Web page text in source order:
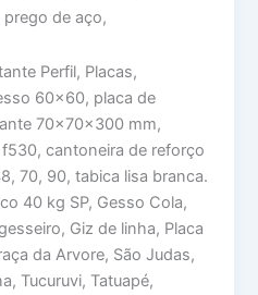
de aço,
Perfil, Placas,
60×60, placa de
70x70x300 mm,
cantoneira de reforço
70, 90, tabica lisa branca.
40 kg SP, Gesso Cola,
Giz de linha, Placa
da Arvore, São Judas,
Tucuruvi, Tatuapé,